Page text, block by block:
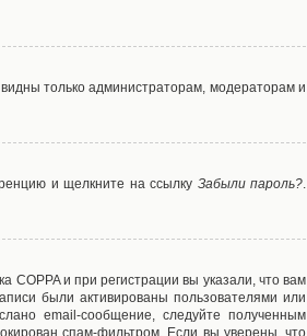
только администраторам, модераторам и
и щелкните на ссылку Забыли пароль?.
и при регистрации вы указали, что вам
были активированы пользователями или
email-сообщение, следуйте полученным
спам-фильтром. Если вы уверены, что